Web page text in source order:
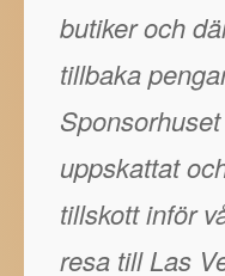
butiker och
tillbaka
uppskattat
tillskott inför
resa till Las